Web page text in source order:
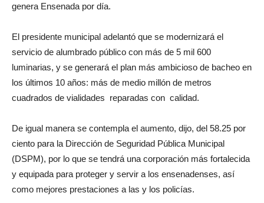
genera Ensenada por día.
El presidente municipal adelantó que se modernizará el
servicio de alumbrado público con más de 5 mil 600
luminarias, y se generará el plan más ambicioso de bacheo en
los últimos 10 años: más de medio millón de metros
cuadrados de vialidades reparadas con calidad.
De igual manera se contempla el aumento, dijo, del 58.25 por
ciento para la Dirección de Seguridad Pública Municipal
(DSPM), por lo que se tendrá una corporación más fortalecida
y equipada para proteger y servir a los ensenadenses, así
como mejores prestaciones a las y los policías.